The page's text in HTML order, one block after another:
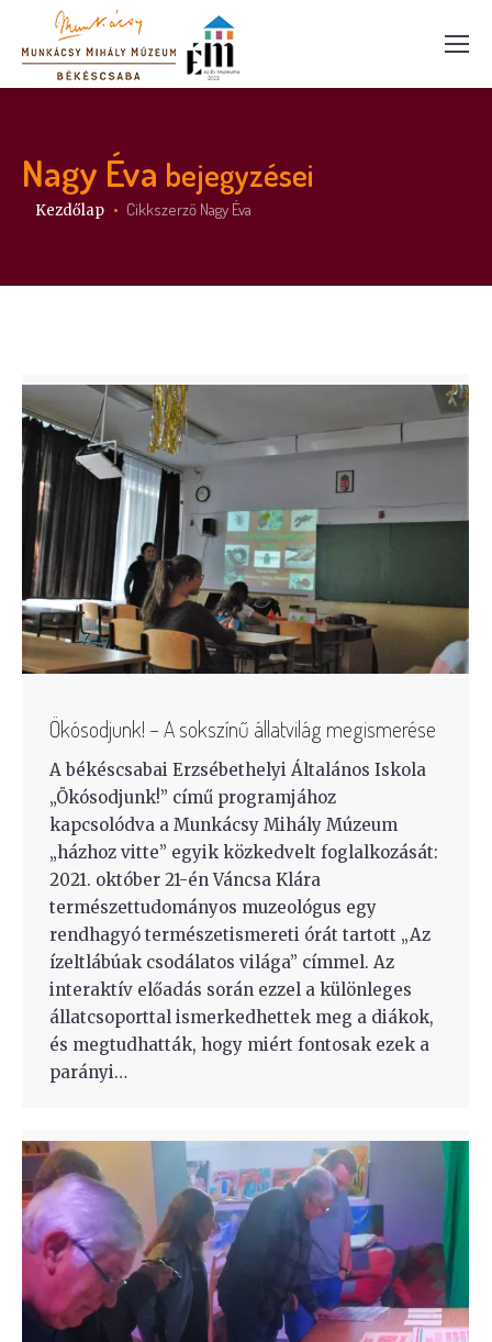
Nagy Éva bejegyzései
Itt vagy:
Kezdőlap Cikkszerző Nagy Éva
Ökósodjunk! – A sokszínű állatvilág megismerése
A békéscsabai Erzsébethelyi Általános Iskola
„Ökósodjunk!” című programjához
kapcsolódva a Munkácsy Mihály Múzeum
„házhoz vitte” egyik közkedvelt foglalkozását:
2021. október 21-én Váncsa Klára
természettudományos muzeológus egy
rendhagyó természetismereti órát tartott „Az
ízeltlábúak csodálatos világa” címmel. Az
interaktív előadás során ezzel a különleges
állatcsoporttal ismerkedhettek meg a diákok,
és megtudhatták, hogy miért fontosak ezek a
parányi…